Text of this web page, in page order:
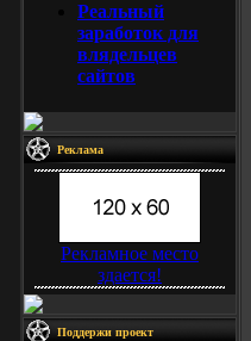
Реальный
заработок для
влядельцев
сайтов
Реклама
Рекламное место
здается!
Поддержи проект